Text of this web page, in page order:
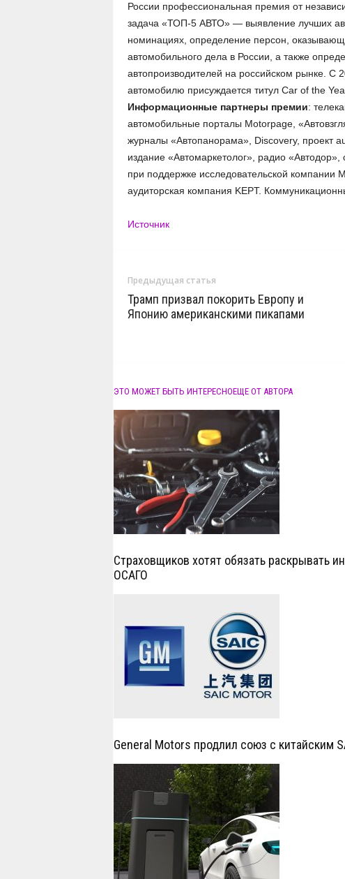
России профессиональная премия от
задача «ТОП-5 АВТО» — выявление лучших
номинациях, определение персон,
автомобильного дела в России, а также
автопроизводителей на российском рынке.
автомобилю присуждается титул Car of the
Информационные партнеры премии:
автомобильные порталы Motorpage,
журналы «Автопанорама», Discovery, проект
издание «Автомаркетолог», радио
при поддержке исследовательской компании
аудиторская компания KEPT.
Источник
Предыдущая статья
Трамп призвал покорить Европу и
Японию американскими пикапами
ЭТО МОЖЕТ БЫТЬ ИНТЕРЕСНОЕЩЕ ОТ АВТОРА
Страховщиков хотят обязать раскрывать
ОСАГО
General Motors продлил союз с китайским